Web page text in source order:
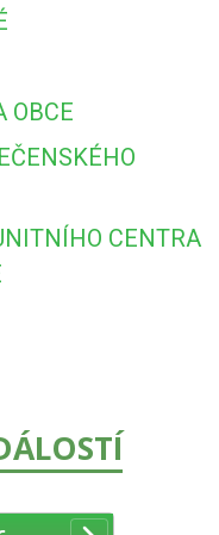
OBCE
CENTRA